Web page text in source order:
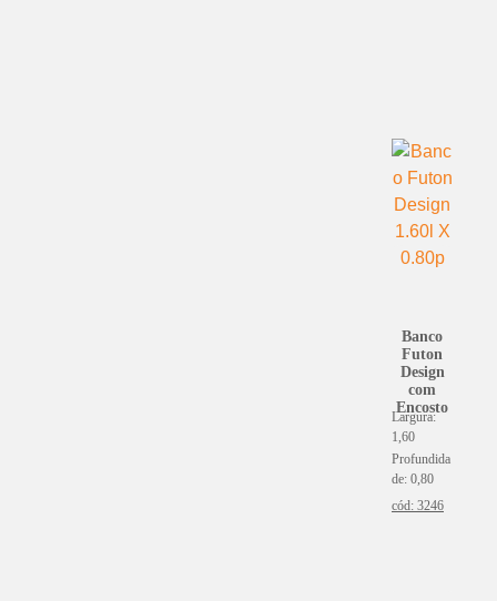
Banco
Futon
Design
com
Encosto
Largura:
1,60
Profundida
de: 0,80
cód: 3246